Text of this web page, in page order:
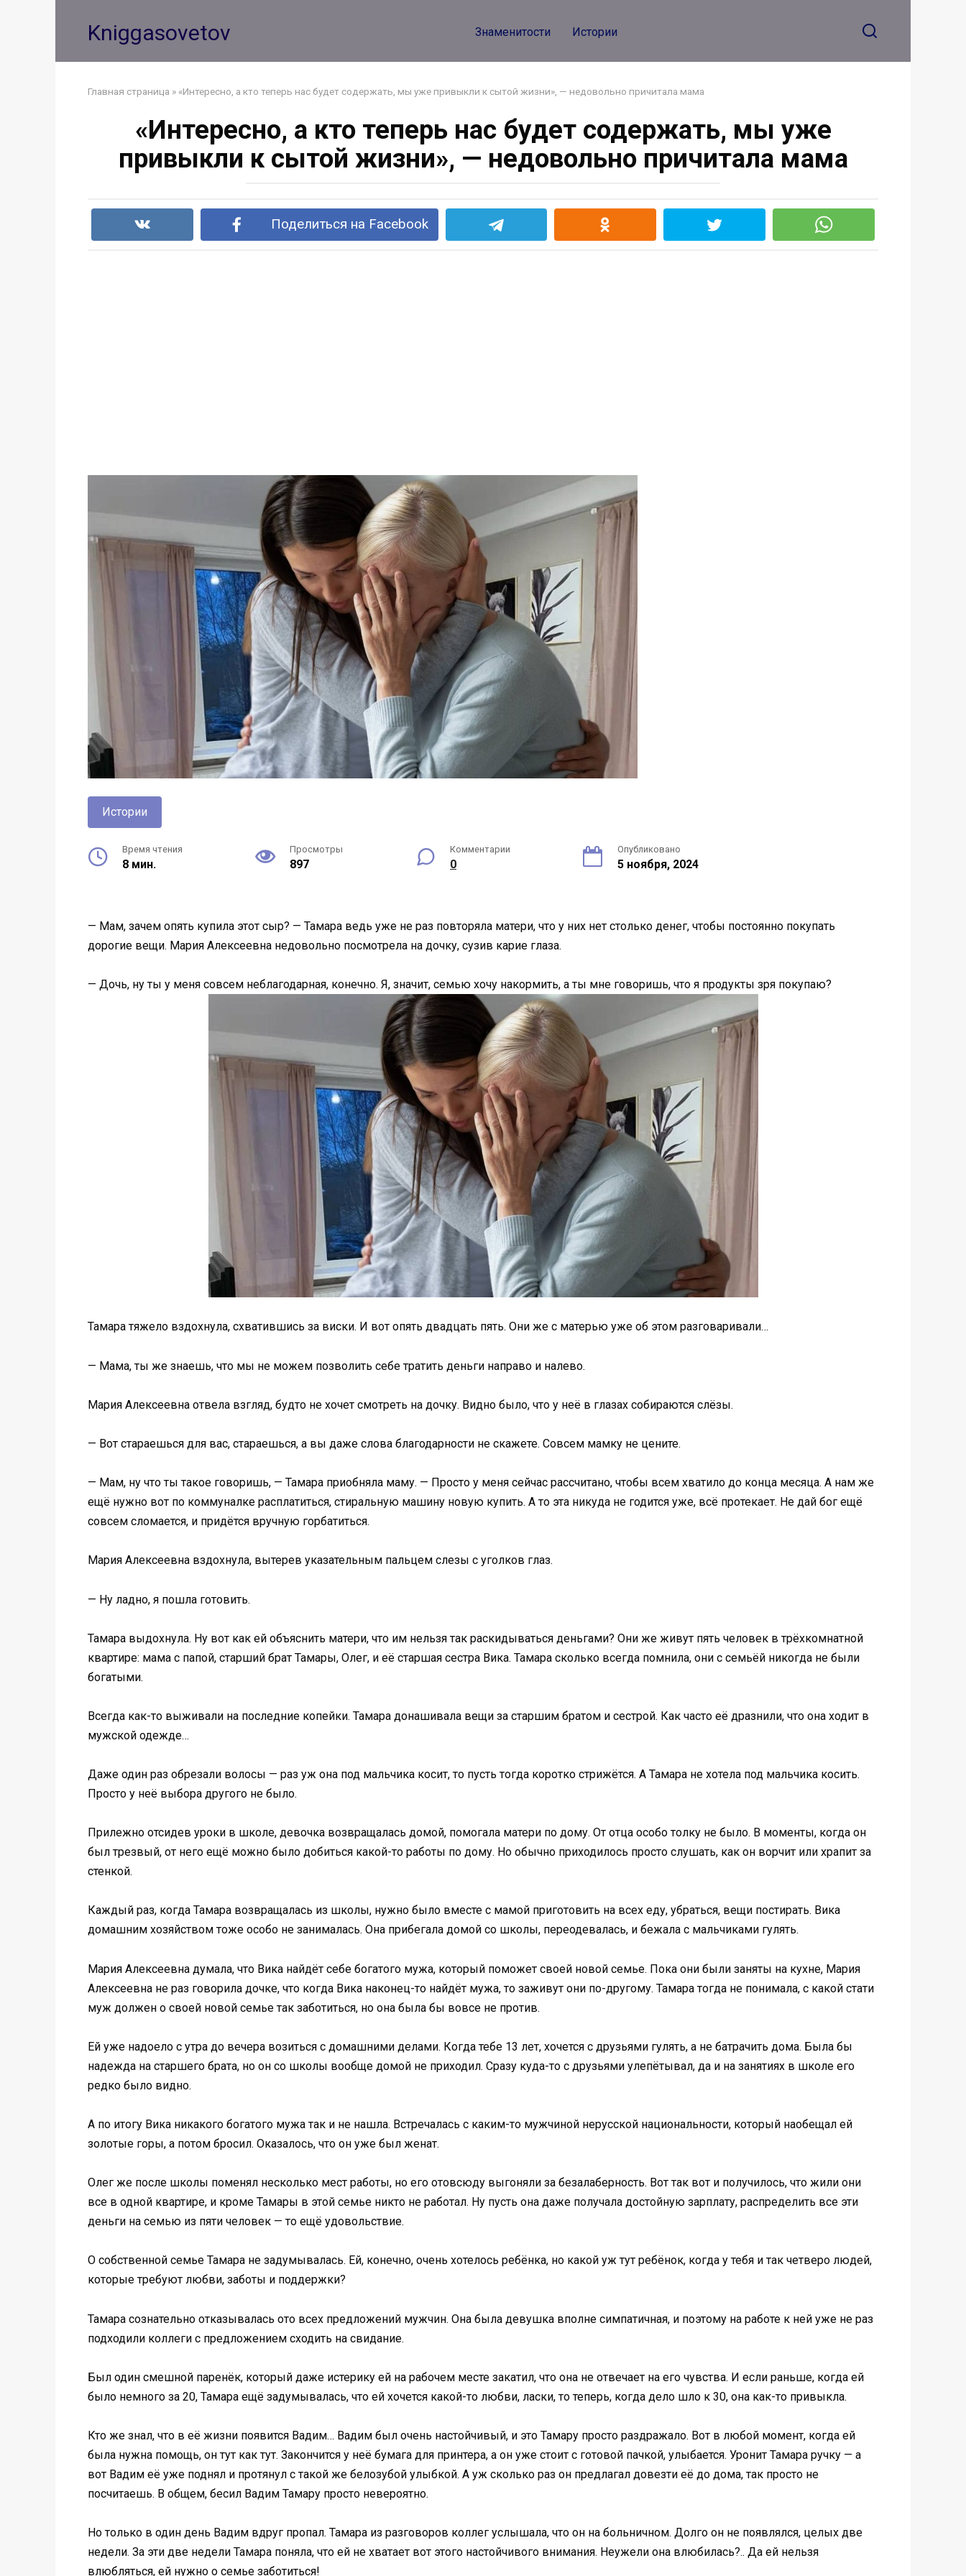
Kniggasovetov Знаменитости Истории
Главная страница » «Интересно, а кто теперь нас будет содержать, мы уже привыкли к сытой жизни», — недовольно причитала мама
«Интересно, а кто теперь нас будет содержать, мы уже
привыкли к сытой жизни», — недовольно причитала мама
Поделиться на Facebook
Истории
Время чтения
8 мин.
Просмотры
897
Комментарии
0
Опубликовано
5 ноября, 2024
— Мам, зачем опять купила этот сыр? — Тамара ведь уже не раз повторяла матери, что у них нет столько денег, чтобы постоянно покупать
дорогие вещи. Мария Алексеевна недовольно посмотрела на дочку, сузив карие глаза.
— Дочь, ну ты у меня совсем неблагодарная, конечно. Я, значит, семью хочу накормить, а ты мне говоришь, что я продукты зря покупаю?
Тамара тяжело вздохнула, схватившись за виски. И вот опять двадцать пять. Они же с матерью уже об этом разговаривали…
— Мама, ты же знаешь, что мы не можем позволить себе тратить деньги направо и налево.
Мария Алексеевна отвела взгляд, будто не хочет смотреть на дочку. Видно было, что у неё в глазах собираются слёзы.
— Вот стараешься для вас, стараешься, а вы даже слова благодарности не скажете. Совсем мамку не цените.
— Мам, ну что ты такое говоришь, — Тамара приобняла маму. — Просто у меня сейчас рассчитано, чтобы всем хватило до конца месяца. А нам же
ещё нужно вот по коммуналке расплатиться, стиральную машину новую купить. А то эта никуда не годится уже, всё протекает. Не дай бог ещё
совсем сломается, и придётся вручную горбатиться.
Мария Алексеевна вздохнула, вытерев указательным пальцем слезы с уголков глаз.
— Ну ладно, я пошла готовить.
Тамара выдохнула. Ну вот как ей объяснить матери, что им нельзя так раскидываться деньгами? Они же живут пять человек в трёхкомнатной
квартире: мама с папой, старший брат Тамары, Олег, и её старшая сестра Вика. Тамара сколько всегда помнила, они с семьёй никогда не были
богатыми.
Всегда как-то выживали на последние копейки. Тамара донашивала вещи за старшим братом и сестрой. Как часто её дразнили, что она ходит в
мужской одежде…
Даже один раз обрезали волосы — раз уж она под мальчика косит, то пусть тогда коротко стрижётся. А Тамара не хотела под мальчика косить.
Просто у неё выбора другого не было.
Прилежно отсидев уроки в школе, девочка возвращалась домой, помогала матери по дому. От отца особо толку не было. В моменты, когда он
был трезвый, от него ещё можно было добиться какой-то работы по дому. Но обычно приходилось просто слушать, как он ворчит или храпит за
стенкой.
Каждый раз, когда Тамара возвращалась из школы, нужно было вместе с мамой приготовить на всех еду, убраться, вещи постирать. Вика
домашним хозяйством тоже особо не занималась. Она прибегала домой со школы, переодевалась, и бежала с мальчиками гулять.
Мария Алексеевна думала, что Вика найдёт себе богатого мужа, который поможет своей новой семье. Пока они были заняты на кухне, Мария
Алексеевна не раз говорила дочке, что когда Вика наконец-то найдёт мужа, то заживут они по-другому. Тамара тогда не понимала, с какой стати
муж должен о своей новой семье так заботиться, но она была бы вовсе не против.
Ей уже надоело с утра до вечера возиться с домашними делами. Когда тебе 13 лет, хочется с друзьями гулять, а не батрачить дома. Была бы
надежда на старшего брата, но он со школы вообще домой не приходил. Сразу куда-то с друзьями улепётывал, да и на занятиях в школе его
редко было видно.
А по итогу Вика никакого богатого мужа так и не нашла. Встречалась с каким-то мужчиной нерусской национальности, который наобещал ей
золотые горы, а потом бросил. Оказалось, что он уже был женат.
Олег же после школы поменял несколько мест работы, но его отовсюду выгоняли за безалаберность. Вот так вот и получилось, что жили они
все в одной квартире, и кроме Тамары в этой семье никто не работал. Ну пусть она даже получала достойную зарплату, распределить все эти
деньги на семью из пяти человек — то ещё удовольствие.
О собственной семье Тамара не задумывалась. Ей, конечно, очень хотелось ребёнка, но какой уж тут ребёнок, когда у тебя и так четверо людей,
которые требуют любви, заботы и поддержки?
Тамара сознательно отказывалась ото всех предложений мужчин. Она была девушка вполне симпатичная, и поэтому на работе к ней уже не раз
подходили коллеги с предложением сходить на свидание.
Был один смешной паренёк, который даже истерику ей на рабочем месте закатил, что она не отвечает на его чувства. И если раньше, когда ей
было немного за 20, Тамара ещё задумывалась, что ей хочется какой-то любви, ласки, то теперь, когда дело шло к 30, она как-то привыкла.
Кто же знал, что в её жизни появится Вадим… Вадим был очень настойчивый, и это Тамару просто раздражало. Вот в любой момент, когда ей
была нужна помощь, он тут как тут. Закончится у неё бумага для принтера, а он уже стоит с готовой пачкой, улыбается. Уронит Тамара ручку — а
вот Вадим её уже поднял и протянул с такой же белозубой улыбкой. А уж сколько раз он предлагал довезти её до дома, так просто не
посчитаешь. В общем, бесил Вадим Тамару просто невероятно.
Но только в один день Вадим вдруг пропал. Тамара из разговоров коллег услышала, что он на больничном. Долго он не появлялся, целых две
недели. За эти две недели Тамара поняла, что ей не хватает вот этого настойчивого внимания. Неужели она влюбилась?.. Да ей нельзя
влюбляться, ей нужно о семье заботиться!